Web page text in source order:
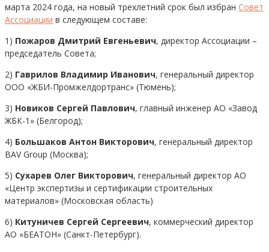
марта 2024 года, на новый трехлетний срок был избран Совет
Ассоциации в следующем составе:
1) Пожаров Дмитрий Евгеньевич, директор Ассоциации –
председатель Совета;
2) Гаврилов Владимир Иванович, генеральный директор
ООО «ЖБИ-Промжелдортранс» (Тюмень);
3) Новиков Сергей Павлович, главный инженер АО «Завод
ЖБК-1» (Белгород);
4) Большаков Антон Викторович, генеральный директор
BAV Group (Москва);
5) Сухарев Олег Викторович, генеральный директор АО
«Центр экспертизы и сертификации строительных
материалов» (Московская область)
6) Китуничев Сергей Сергеевич, коммерческий директор
АО «БЕАТОН» (Санкт-Петербург).